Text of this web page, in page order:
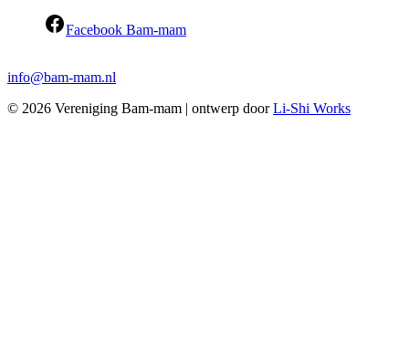
Facebook Bam-mam
info@bam-mam.nl
© 2026 Vereniging Bam-mam | ontwerp doorLi-Shi Works